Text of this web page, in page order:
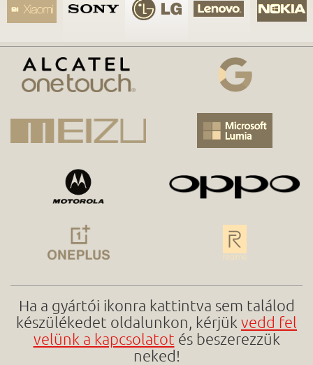
Ha a gyártói ikonra kattintva sem találod
készülékedet oldalunkon, kérjük vedd fel
velünk a kapcsolatot és beszerezzük
neked!